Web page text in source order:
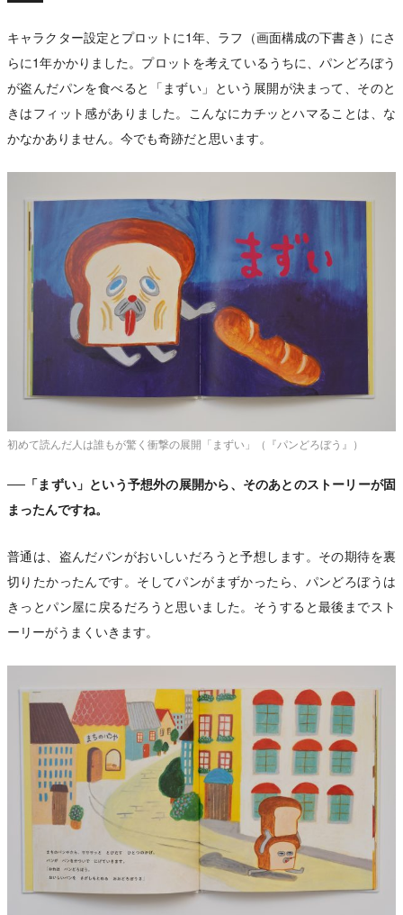
キャラクター設定とプロットに1年、ラフ（画面構成の下書き）にさ
らに1年かかりました。プロットを考えているうちに、パンどろぼう
が盗んだパンを食べると「まずい」という展開が決まって、そのと
きはフィット感がありました。こんなにカチッとハマることは、な
かなかありません。今でも奇跡だと思います。
初めて読んだ人は誰もが驚く衝撃の展開「まずい」（『パンどろぼう』）
──「まずい」という予想外の展開から、そのあとのストーリーが固
まったんですね。
普通は、盗んだパンがおいしいだろうと予想します。その期待を裏
切りたかったんです。そしてパンがまずかったら、パンどろぼうは
きっとパン屋に戻るだろうと思いました。そうすると最後までスト
ーリーがうまくいきます。